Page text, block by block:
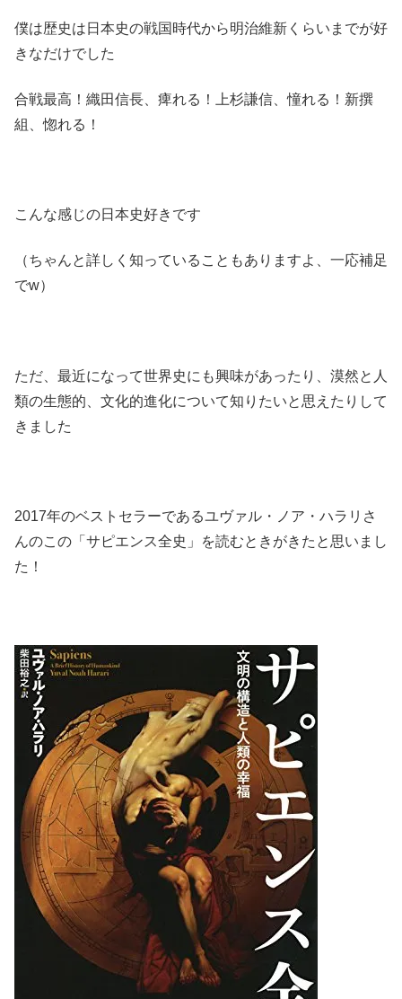
僕は歴史は日本史の戦国時代から明治維新くらいまでが好
きなだけでした
合戦最高！織田信長、痺れる！上杉謙信、憧れる！新撰
組、惚れる！
こんな感じの日本史好きです
（ちゃんと詳しく知っていることもありますよ、一応補足
でw）
ただ、最近になって世界史にも興味があったり、漠然と人
類の生態的、文化的進化について知りたいと思えたりして
きました
2017年のベストセラーであるユヴァル・ノア・ハラリさ
んのこの「サピエンス全史」を読むときがきたと思いまし
た！